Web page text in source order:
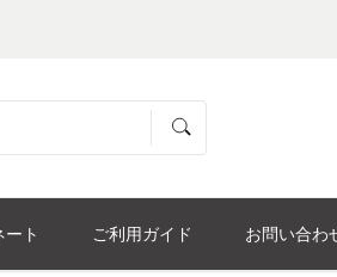
ート ご利用ガイド お問い合わ